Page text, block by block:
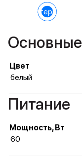
Характеристики
Основные
Цвет
белый
Питание
Мощность, Вт
60